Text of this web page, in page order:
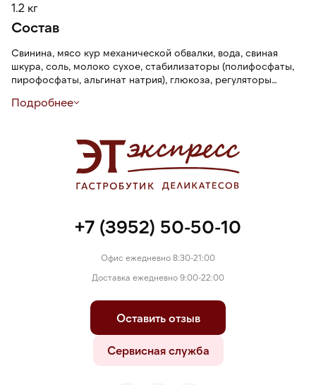
1.2 кг
Состав
Свинина, мясо кур механической обвалки, вода, свиная
шкура, соль, молоко сухое, стабилизаторы (полифосфаты,
пирофосфаты, альгинат натрия), глюкоза, регуляторы
антиокислитель (изоаскорбат натрия, лимонная кислота,
орех, чили), ароматизаторы (содержат молоко),
мальтодекстрин, пищевые волокна, рисовая мука, краситель
(кармины), фиксатор окраски - нитрит натрия. Может
содержать следы злаков, содержащих глютен, яиц,
Подробнее
+7 (3952) 50-50-10
Офис ежедневно 8:30-21:00
Доставка ежедневно 9:00-22:00
Оставить отзыв
Сервисная служба